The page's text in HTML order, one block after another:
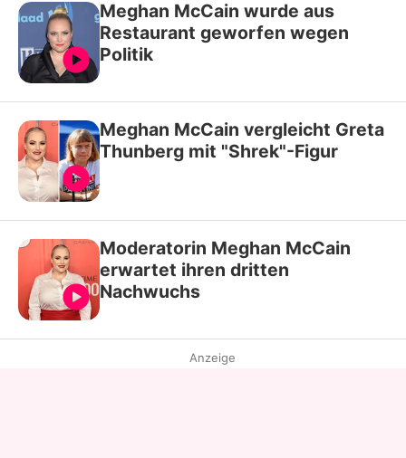
Meghan McCain wurde aus
Restaurant geworfen wegen
Politik
Meghan McCain vergleicht Greta
Thunberg mit "Shrek"-Figur
Moderatorin Meghan McCain
erwartet ihren dritten
Nachwuchs
Anzeige